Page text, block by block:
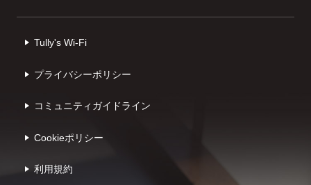
Tully's Wi-Fi
プライバシーポリシー
コミュニティガイドライン
Cookieポリシー
利⽤規約